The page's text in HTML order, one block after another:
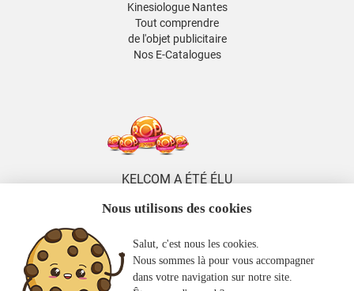
Kinesiologue Nantes
Tout comprendre
de l'objet publicitaire
Nos E-Catalogues
KELCOM A ÉTÉ ÉLU
DE L'ANNÉE
KELCOM
EST MEMBRE
DE LA 2FPCO
Nous utilisons des cookies
Salut, c'est nous les cookies.
Nous sommes là pour vous accompagner
dans votre navigation sur notre site.